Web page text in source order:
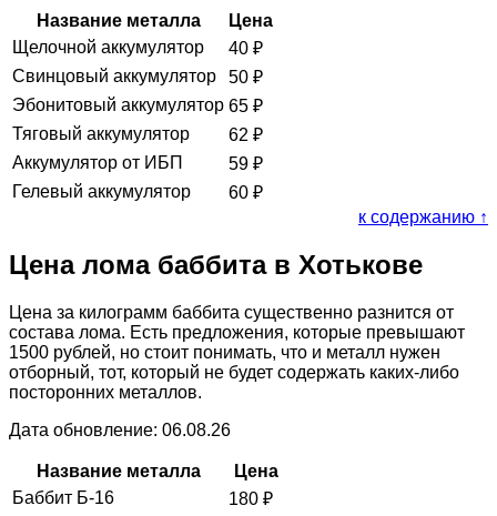
Название металла
Цена
Щелочной аккумулятор
40 ₽
Свинцовый аккумулятор
50 ₽
Эбонитовый аккумулятор 65 ₽
Тяговый аккумулятор
62 ₽
Аккумулятор от ИБП
59 ₽
Гелевый аккумулятор
60 ₽
к содержанию ↑
Цена лома баббита в Хотькове
Цена за килограмм баббита существенно разнится от
состава лома. Есть предложения, которые превышают
1500 рублей, но стоит понимать, что и металл нужен
отборный, тот, который не будет содержать каких-либо
посторонних металлов.
Дата обновление: 06.08.26
Название металла
Цена
Баббит Б-16
180 ₽